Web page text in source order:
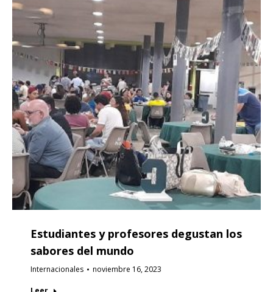
Estudiantes y profesores degustan los
sabores del mundo
Internacionales noviembre 16, 2023